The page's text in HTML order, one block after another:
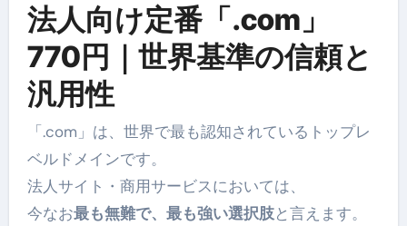
法人向け定番「.com」
770円｜世界基準の信頼と
汎用性
「.com」は、世界で最も認知されているトップレ
ベルドメインです。
法人サイト・商用サービスにおいては、
今なお最も無難で、最も強い選択肢と言えます。